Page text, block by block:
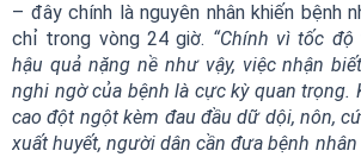
– đây chính là nguyên nhân khiến bệnh
chỉ trong vòng 24 giờ. “Chính vì tốc
hậu quả nặng nề như vậy, việc nhận
nghi ngờ của bệnh là cực kỳ quan trọng.
cao đột ngột kèm đau đầu dữ dội, nôn,
xuất huyết, người dân cần đưa bệnh nhân